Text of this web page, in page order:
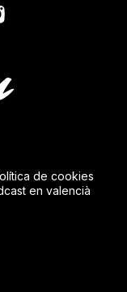
de cookies
en valencià